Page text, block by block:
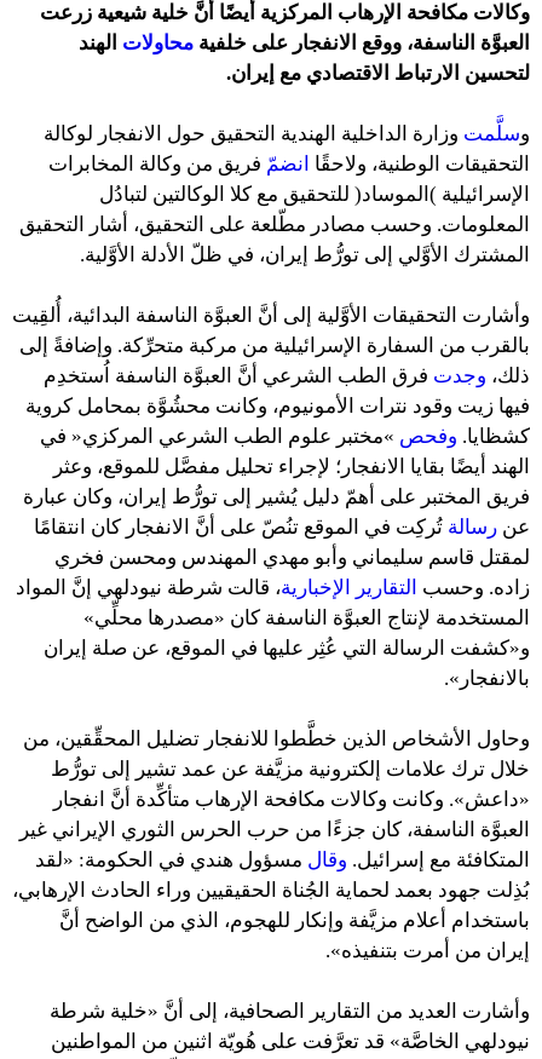
وكالات مكافحة الإرهاب المركزية أيضًا أنَّ خلية شيعية زرعت
العبوَّة الناسفة، ووقع الانفجار على خلفية محاولات الهند
لتحسين الارتباط الاقتصادي مع إيران.
وسلَّمت وزارة الداخلية الهندية التحقيق حول الانفجار لوكالة
التحقيقات الوطنية، ولاحقًا انضم ّ فريق من وكالة المخابرات
الإسرائيلية )الموساد( للتحقيق مع كلا الوكالتين لتبادُل
المعلومات. وحسب مصادر مطّلعة على التحقيق، أشار التحقيق
المشترك الأوَّلي إلى تورُّط إيران، في ظلّ الأدلة الأوَّلية.
وأشارت التحقيقات الأوَّلية إلى أنَّ العبوَّة الناسفة البدائية، أُلقِيت
بالقرب من السفارة الإسرائيلية من مركبة متحرِّكة. وإضافةً إلى
ذلك، وجدت فرق الطب الشرعي أنَّ العبوَّة الناسفة اُستخدِم
فيها زيت وقود نترات الأمونيوم، وكانت محشُوَّة بمحامل كروية
كشظايا. وفحص »مختبر علوم الطب الشرعي المركزي« في
الهند أيضًا بقايا الانفجار؛ لإجراء تحليل مفصَّل للموقع، وعثر
فريق المختبر على أهمّ دليل يُشير إلى تورُّط إيران، وكان عبارة
عن رسالة تُركِت في الموقع تنُصّ على أنَّ الانفجار كان انتقامًا
لمقتل قاسم سليماني وأبو مهدي المهندس ومحسن فخري
زاده. وحسب التقارير الإخبارية، قالت شرطة نيودلهي إنَّ المواد
المستخدمة لإنتاج العبوَّة الناسفة كان «مصدرها محلِّي»
و«كشفت الرسالة التي عُثِر عليها في الموقع، عن صلة إيران
بالانفجار».
وحاول الأشخاص الذين خطَّطوا للانفجار تضليل المحقِّقين، من
خلال ترك علامات إلكترونية مزيَّفة عن عمد تشير إلى تورُّط
«داعش». وكانت وكالات مكافحة الإرهاب متأكِّدة أنَّ انفجار
العبوَّة الناسفة، كان جزءًا من حرب الحرس الثوري الإيراني غير
المتكافئة مع إسرائيل. وقال مسؤول هندي في الحكومة: «لقد
بُذِلت جهود بعمد لحماية الجُناة الحقيقيين وراء الحادث الإرهابي،
باستخدام أعلام مزيَّفة وإنكار للهجوم، الذي من الواضح أنَّ
إيران من أمرت بتنفيذه».
وأشارت العديد من التقارير الصحافية، إلى أنَّ «خلية شرطة
نيودلهي الخاصَّة» قد تعرَّفت على هُويّة اثنين من المواطنين